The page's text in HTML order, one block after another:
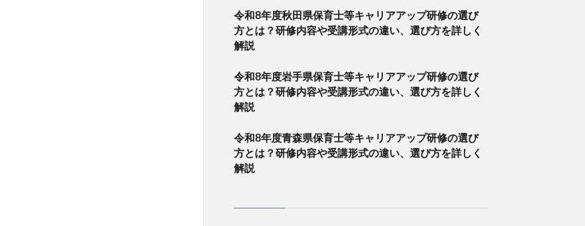
令和8年度秋田県保育士等キャリアアップ研修の選び
方とは？研修内容や受講形式の違い、選び方を詳しく
解説
令和8年度岩手県保育士等キャリアアップ研修の選び
方とは？研修内容や受講形式の違い、選び方を詳しく
解説
令和8年度青森県保育士等キャリアアップ研修の選び
方とは？研修内容や受講形式の違い、選び方を詳しく
解説